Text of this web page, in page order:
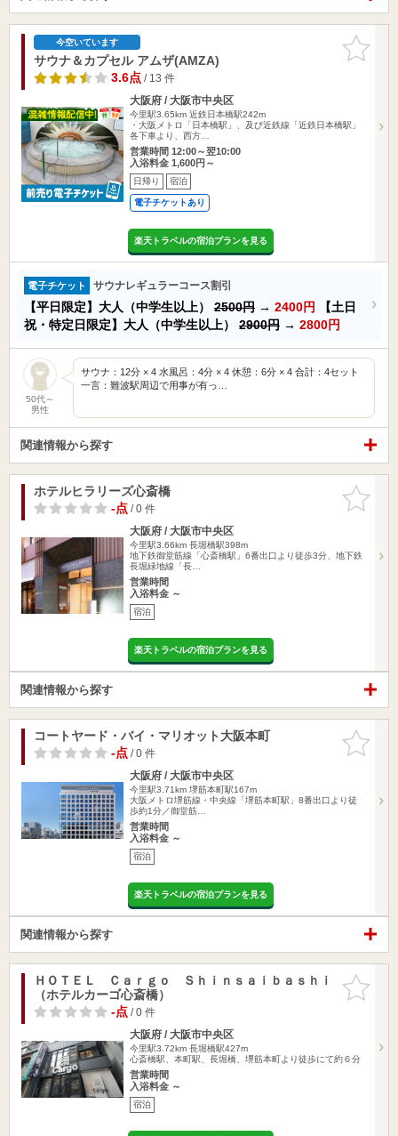
お気に入
りに追加
今空いています
サウナ＆カプセル アムザ(AMZA)
3.6点/ 13 件
大阪府 / 大阪市中央区
今里駅3.65km 近鉄日本橋駅242m
・大阪メトロ「日本橋駅」、及び近鉄線「近鉄日本橋駅」
各下車より、西方…
営業時間 12:00～翌10:00
入浴料金 1,600円～
日帰り 宿泊
電子チケットあり
楽天トラベルの宿泊プランを見る
電子チケット サウナレギュラーコース割引
【平日限定】大人（中学生以上） 2500円 → 2400円
【土日
祝・特定日限定】大人（中学生以上） 2900円 → 2800円
50代～
男性
サウナ：12分 × 4 水風呂：4分 × 4 休憩：6分 × 4 合計：4セット
一言：難波駅周辺で用事が有っ…
関連情報から探す
お気に入
りに追加
ホテルヒラリーズ心斎橋
-点/ 0 件
大阪府 / 大阪市中央区
今里駅3.66km 長堀橋駅398m
地下鉄御堂筋線「心斎橋駅」6番出口より徒歩3分、地下鉄
長堀緑地線「長…
営業時間
入浴料金 ～
宿泊
楽天トラベルの宿泊プランを見る
関連情報から探す
お気に入
りに追加
コートヤード・バイ・マリオット大阪本町
-点/ 0 件
大阪府 / 大阪市中央区
今里駅3.71km 堺筋本町駅167m
大阪メトロ堺筋線・中央線「堺筋本町駅」8番出口より徒
歩約1分／御堂筋…
営業時間
入浴料金 ～
宿泊
楽天トラベルの宿泊プランを見る
関連情報から探す
お気に入
りに追加
ＨＯＴＥＬ Ｃａｒｇｏ Ｓｈｉｎｓａｉｂａｓｈｉ
（ホテルカーゴ心斎橋）
-点/ 0 件
大阪府 / 大阪市中央区
今里駅3.72km 長堀橋駅427m
心斎橋駅、本町駅、長堀橋、堺筋本町より徒歩にて約６分
営業時間
入浴料金 ～
宿泊